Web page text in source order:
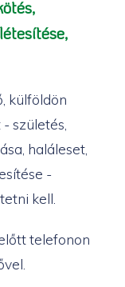
külföldön
születés,
haláleset,
-
kell.
telefonon